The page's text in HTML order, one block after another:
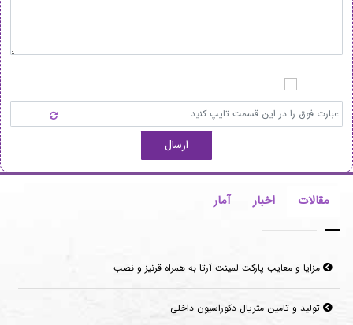
ارسال
مقالات اخبار آمار
مزایا و معایب پارکت لمینت آرتا به همراه قرنیز و نصب
تولید و تامین متریال دکوراسیون داخلی